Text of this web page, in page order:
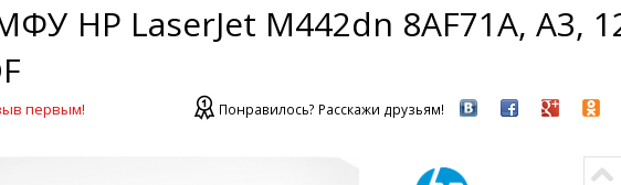
HP LaserJet M442dn 8AF71A, A3,
первым! Понравилось? Расскажи друзьям!